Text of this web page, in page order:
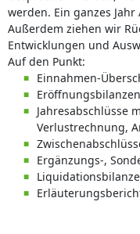
werden. Ein ganzes
Außerdem ziehen wir
Entwicklungen und
Auf den Punkt:
Einnahmen-
Eröffnungsbilanzen
Jahresabschlüsse
Verlustrechnung,
Ergänzungs-,